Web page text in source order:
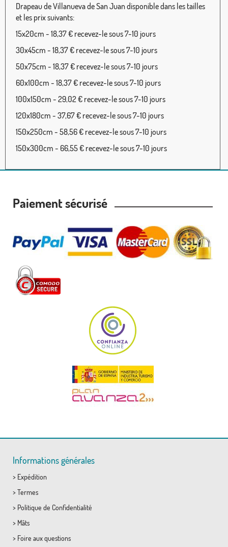
Drapeau de Villanueva de San Juan disponible dans les tailles
et les prix suivants:
15x20cm - 18,37 € recevez-le sous 7-10 jours
30x45cm - 18,37 € recevez-le sous 7-10 jours
50x75cm - 18,37 € recevez-le sous 7-10 jours
60x100cm - 18,37 € recevez-le sous 7-10 jours
100x150cm - 29,02 € recevez-le sous 7-10 jours
120x180cm - 37,67 € recevez-le sous 7-10 jours
150x250cm - 58,56 € recevez-le sous 7-10 jours
150x300cm - 66,55 € recevez-le sous 7-10 jours
Paiement sécurisé
Informations générales
> Expédition
> Termes
> Politique de Confidentialité
> Mâts
> Foire aux questions